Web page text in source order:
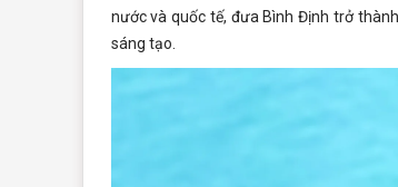
nước và quốc tế, đưa Bình Định trở
sáng tạo.